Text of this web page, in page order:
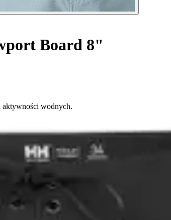
Board 8"
aktywności wodnych.